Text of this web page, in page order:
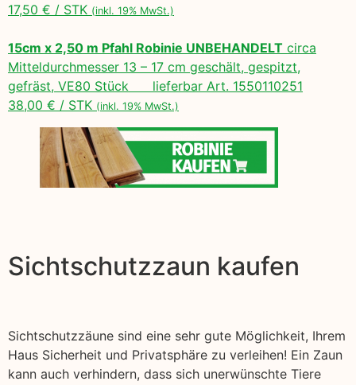
17,50 € / STK (inkl. 19% MwSt.)
15cm x 2,50 m Pfahl Robinie UNBEHANDELT circa
Mitteldurchmesser 13 – 17 cm geschält, gespitzt,
gefräst, VE80 Stück lieferbar Art. 1550110251
38,00 € / STK (inkl. 19% MwSt.)
Sichtschutzzaun kaufen
Sichtschutzzäune sind eine sehr gute Möglichkeit, Ihrem
Haus Sicherheit und Privatsphäre zu verleihen! Ein Zaun
kann auch verhindern, dass sich unerwünschte Tiere